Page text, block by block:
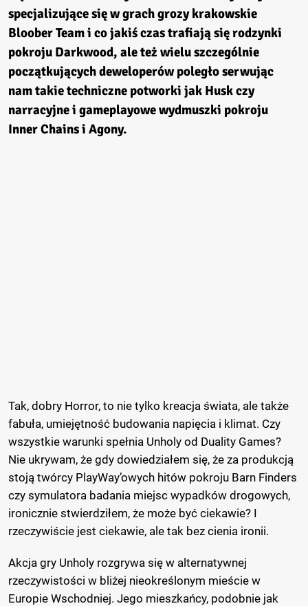
specjalizujące się w grach grozy krakowskie
Bloober Team i co jakiś czas trafiają się rodzynki
pokroju Darkwood, ale też wielu szczególnie
początkujących deweloperów poległo serwując
nam takie techniczne potworki jak Husk czy
narracyjne i gameplayowe wydmuszki pokroju
Inner Chains i Agony.
Tak, dobry Horror, to nie tylko kreacja świata, ale także
fabuła, umiejętność budowania napięcia i klimat. Czy
wszystkie warunki spełnia Unholy od Duality Games?
Nie ukrywam, że gdy dowiedziałem się, że za produkcją
stoją twórcy PlayWay’owych hitów pokroju Barn Finders
czy symulatora badania miejsc wypadków drogowych,
ironicznie stwierdziłem, że może być ciekawie? I
rzeczywiście jest ciekawie, ale tak bez cienia ironii.
Akcja gry Unholy rozgrywa się w alternatywnej
rzeczywistości w bliżej nieokreślonym mieście w
Europie Wschodniej. Jego mieszkańcy, podobnie jak